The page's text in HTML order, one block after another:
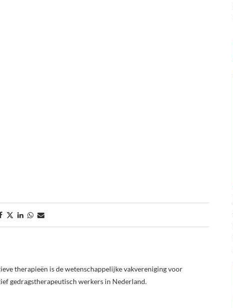
therapieën is de wetenschappelijke vakvereniging voor
gedragstherapeutisch werkers in Nederland.